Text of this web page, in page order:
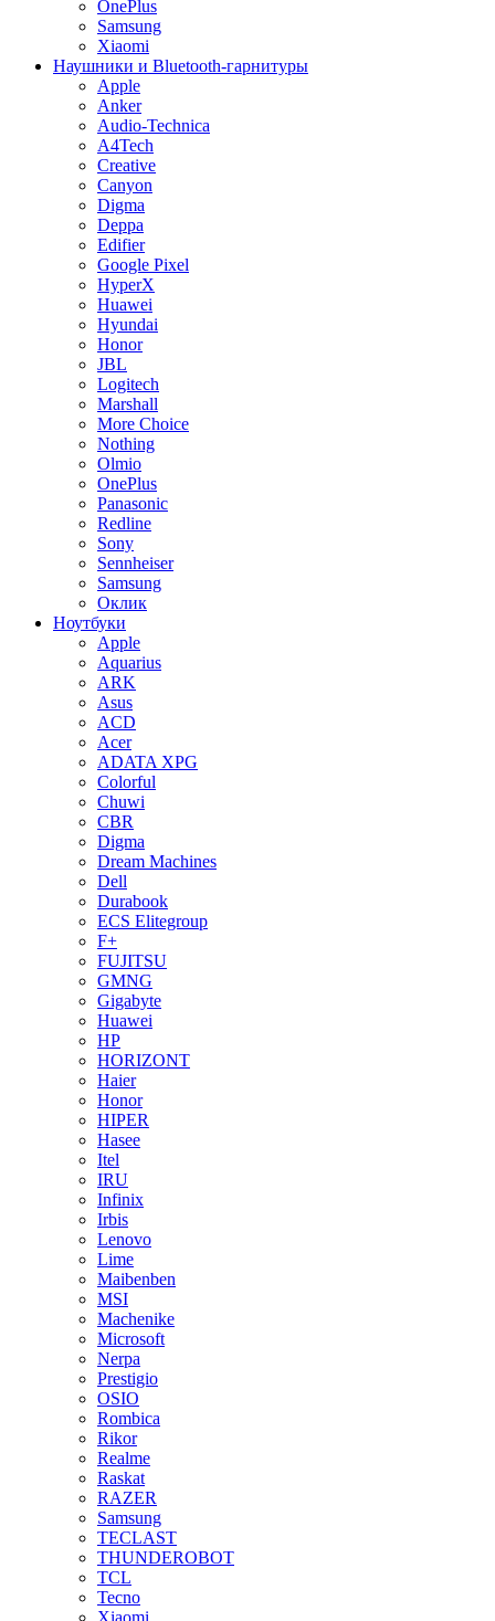
OnePlus
Samsung
Xiaomi
Наушники и Bluetooth-гарнитуры
Apple
Anker
Audio-Technica
A4Tech
Creative
Canyon
Digma
Deppa
Edifier
Google Pixel
HyperX
Huawei
Hyundai
Honor
JBL
Logitech
Marshall
More Choice
Nothing
Olmio
OnePlus
Panasonic
Redline
Sony
Sennheiser
Samsung
Оклик
Ноутбуки
Apple
Aquarius
ARK
Asus
ACD
Acer
ADATA XPG
Colorful
Chuwi
CBR
Digma
Dream Machines
Dell
Durabook
ECS Elitegroup
F+
FUJITSU
GMNG
Gigabyte
Huawei
HP
HORIZONT
Haier
Honor
HIPER
Hasee
Itel
IRU
Infinix
Irbis
Lenovo
Lime
Maibenben
MSI
Machenike
Microsoft
Nerpa
Prestigio
OSIO
Rombica
Rikor
Realme
Raskat
RAZER
Samsung
TECLAST
THUNDEROBOT
TCL
Tecno